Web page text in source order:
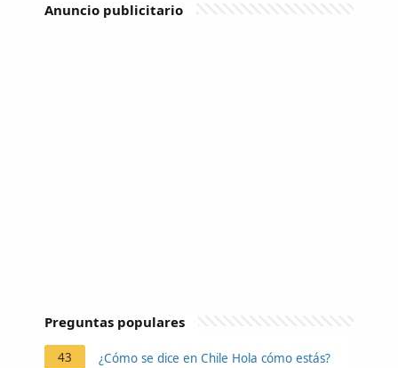
Anuncio publicitario
Preguntas populares
43 ¿Cómo se dice en Chile Hola cómo estás?